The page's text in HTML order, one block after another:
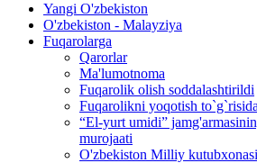
Yangi O'zbekiston
O'zbekiston - Malayziya
Fuqarolarga
Qarorlar
Ma'lumotnoma
Fuqarolik olish soddalashtirildi
Fuqarolikni yoqotish
“El-yurt umidi”
murojaati
O'zbekiston Milliy